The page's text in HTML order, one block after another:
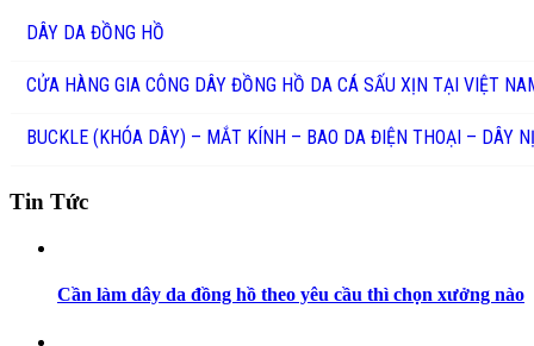
DÂY DA ĐỒNG HỒ
CỬA HÀNG GIA CÔNG DÂY ĐỒNG HỒ DA CÁ SẤU XỊN TẠI VIỆT
BUCKLE (KHÓA DÂY) – MẮT KÍNH – BAO DA ĐIỆN THOẠI – DÂY
Tin Tức
Cần làm dây da đồng hồ theo yêu cầu thì chọn xưởng nào